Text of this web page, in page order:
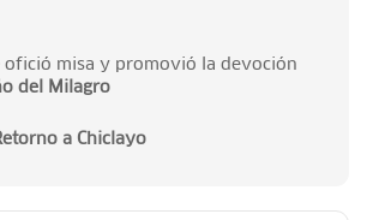
ofició misa y promovió la devoción
del Milagro
a Chiclayo